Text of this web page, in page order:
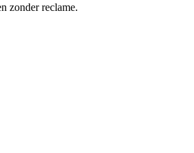
zonder reclame.